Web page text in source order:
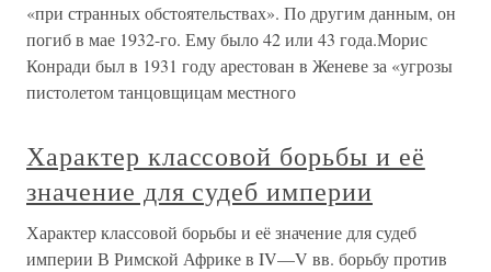
«при странных обстоятельствах». По другим данным, он
погиб в мае 1932-го. Ему было 42 или 43 года.Морис
Конради был в 1931 году арестован в Женеве за «угрозы
пистолетом танцовщицам местного
Характер классовой борьбы и её
значение для судеб империи
Характер классовой борьбы и её значение для судеб
империи В Римской Африке в IV—V вв. борьбу против